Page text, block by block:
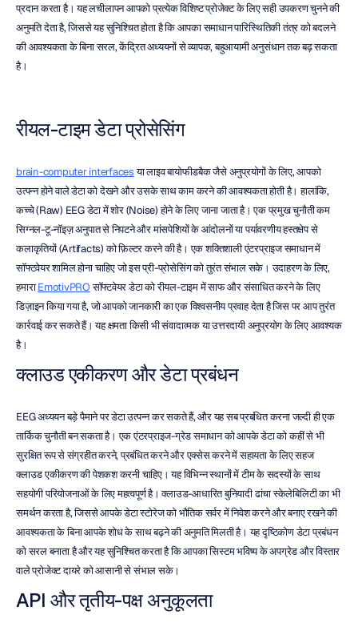
प्रदान करता है। यह लचीलापन आपको प्रत्येक विशिष्ट प्रोजेक्ट के लिए सही उपकरण चुनने की
अनुमति देता है, जिससे यह सुनिश्चित होता है कि आपका समाधान पारिस्थितिकी तंत्र को बदलने
की आवश्यकता के बिना सरल, केंद्रित अध्ययनों से व्यापक, बहुआयामी अनुसंधान तक बढ़ सकता
है।
रीयल-टाइम डेटा प्रोसेसिंग
brain-computer interfaces या लाइव बायोफीडबैक जैसे अनुप्रयोगों के लिए, आपको
उत्पन्न होने वाले डेटा को देखने और उसके साथ काम करने की आवश्यकता होती है। हालांकि,
कच्चे (Raw) EEG डेटा में शोर (Noise) होने के लिए जाना जाता है। एक प्रमुख चुनौती कम
सिग्नल-टू-नॉइज़ अनुपात से निपटने और मांसपेशियों के आंदोलनों या पर्यावरणीय हस्तक्षेप से
कलाकृतियों (Artifacts) को फ़िल्टर करने की है। एक शक्तिशाली एंटरप्राइज समाधान में
सॉफ्टवेयर शामिल होना चाहिए जो इस प्री-प्रोसेसिंग को तुरंत संभाल सके। उदाहरण के लिए,
हमारा EmotivPRO सॉफ्टवेयर डेटा को रीयल-टाइम में साफ और संसाधित करने के लिए
डिज़ाइन किया गया है, जो आपको जानकारी का एक विश्वसनीय प्रवाह देता है जिस पर आप तुरंत
कार्रवाई कर सकते हैं। यह क्षमता किसी भी संवादात्मक या उत्तरदायी अनुप्रयोग के लिए आवश्यक
है।
क्लाउड एकीकरण और डेटा प्रबंधन
EEG अध्ययन बड़े पैमाने पर डेटा उत्पन्न कर सकते हैं, और यह सब प्रबंधित करना जल्दी ही एक
तार्किक चुनौती बन सकता है। एक एंटरप्राइज-ग्रेड समाधान को आपके डेटा को कहीं से भी
सुरक्षित रूप से संग्रहीत करने, प्रबंधित करने और एक्सेस करने में सहायता के लिए सहज
क्लाउड एकीकरण की पेशकश करनी चाहिए। यह विभिन्न स्थानों में टीम के सदस्यों के साथ
सहयोगी परियोजनाओं के लिए महत्वपूर्ण है। क्लाउड-आधारित बुनियादी ढांचा स्केलेबिलिटी का भी
समर्थन करता है, जिससे आपके डेटा स्टोरेज को भौतिक सर्वर में निवेश करने और बनाए रखने की
आवश्यकता के बिना आपके शोध के साथ बढ़ने की अनुमति मिलती है। यह दृष्टिकोण डेटा प्रबंधन
को सरल बनाता है और यह सुनिश्चित करता है कि आपका सिस्टम भविष्य के अपग्रेड और विस्तार
वाले प्रोजेक्ट दायरे को आसानी से संभाल सके।
API और तृतीय-पक्ष अनुकूलता